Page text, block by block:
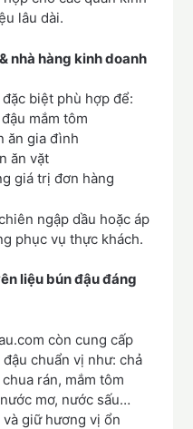
lâu dài.
nhà hàng kinh doanh
biệt phù hợp để:
mắm tôm
ăn gia đình
ăn vặt
giá trị đơn hàng
ngập dầu hoặc áp
phục vụ thực khách.
liệu bún đậu đáng
còn cung cấp
chuẩn vị như: chả
rán, mắm tôm
mơ, nước sấu…
giữ hương vị ổn